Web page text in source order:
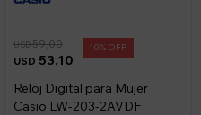
USD 53,10
USD59,00 10
Reloj Digital para Mujer
Casio LW-203-2AVDF